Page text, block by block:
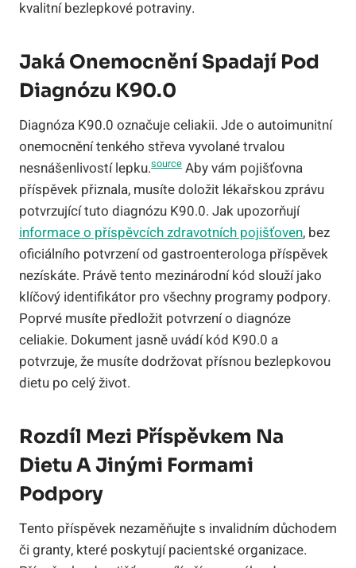
kvalitní bezlepkové potraviny.
Jaká Onemocnění Spadají Pod
Diagnózu K90.0
Diagnóza K90.0 označuje celiakii. Jde o autoimunitní
onemocnění tenkého střeva vyvolané trvalou
nesnášenlivostí lepku.source Aby vám pojišťovna
příspěvek přiznala, musíte doložit lékařskou zprávu
potvrzující tuto diagnózu K90.0. Jak upozorňují
informace o příspěvcích zdravotních pojišťoven, bez
oficiálního potvrzení od gastroenterologa příspěvek
nezískáte. Právě tento mezinárodní kód slouží jako
klíčový identifikátor pro všechny programy podpory.
Poprvé musíte předložit potvrzení o diagnóze
celiakie. Dokument jasně uvádí kód K90.0 a
potvrzuje, že musíte dodržovat přísnou bezlepkovou
dietu po celý život.
Rozdíl Mezi Příspěvkem Na
Dietu A Jinými Formami
Podpory
Tento příspěvek nezaměňujte s invalidním důchodem
či granty, které poskytují pacientské organizace.